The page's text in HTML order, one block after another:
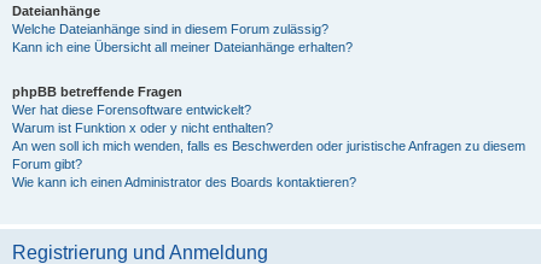
Dateianhänge
Welche Dateianhänge sind in diesem Forum zulässig?
Kann ich eine Übersicht all meiner Dateianhänge erhalten?
phpBB betreffende Fragen
Wer hat diese Forensoftware entwickelt?
Warum ist Funktion x oder y nicht enthalten?
An wen soll ich mich wenden, falls es Beschwerden oder juristische Anfragen zu diesem
Forum gibt?
Wie kann ich einen Administrator des Boards kontaktieren?
Registrierung und Anmeldung